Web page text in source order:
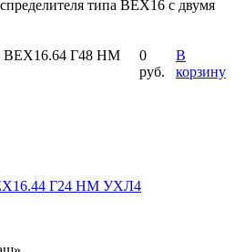
типа ВЕХ16 с двумя
ВЕХ16.64 Г48 НМ
0
руб.
В
корзину
Г24 НМ УХЛ4